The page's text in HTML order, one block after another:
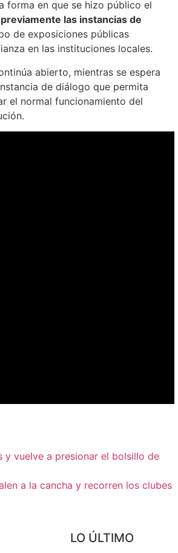
forma en que se hizo público el
las instancias de
de exposiciones públicas
en las instituciones locales.
abierto, mientras se espera
de diálogo que permita
el normal funcionamiento del
y vuelve a presionar el bolsillo de
a la cancha y recorren los clubes
LO ÚLTIMO